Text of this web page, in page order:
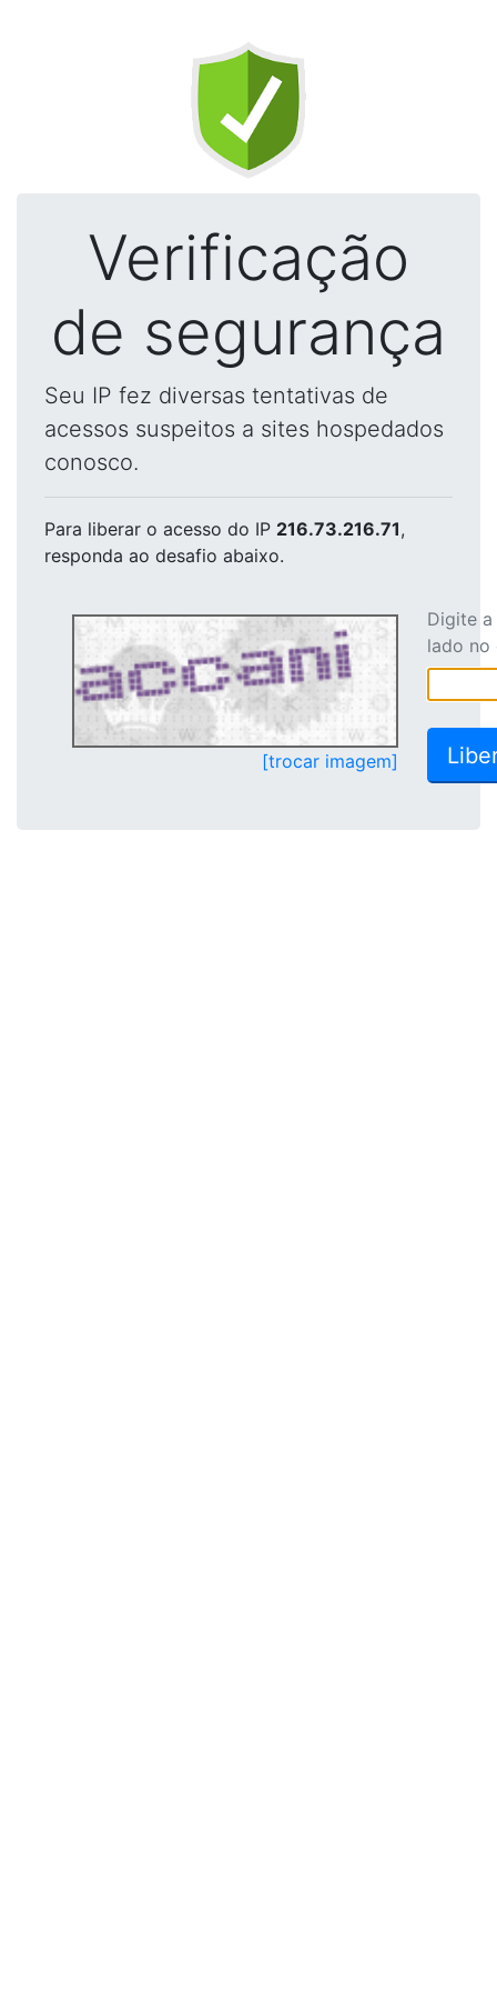
Verificação
de segurança
Seu IP fez diversas tentativas de
acessos suspeitos a sites hospedados
conosco.
Para liberar o acesso do IP 216.73.216.71,
responda ao desafio abaixo.
[trocar imagem]
Digite
lado no